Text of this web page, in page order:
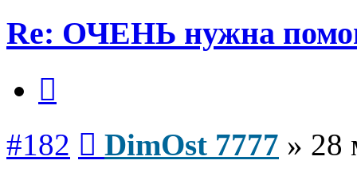
Re: ОЧЕНЬ нужна
#182 DimOst 7777 » 28